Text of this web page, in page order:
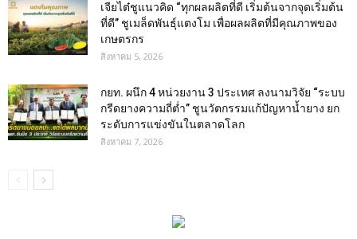
เจียไต๋ชูแนวคิด “ทุกผลผลิตที่ดี เริ่มต้นจากจุดเริ่มต้น
ที่ดี” ชูเมล็ดพันธุ์แตงโม เพื่อผลผลิตที่มีคุณภาพของ
เกษตรกร
สิงหาคม 5, 2026
กยท. ผนึก 4 หน่วยงาน 3 ประเทศ ลงนามวิจัย “ระบบ
กรีดยางความถี่ต่ำ” ชูนวัตกรรมแก้ปัญหาน้ำยาง ยก
ระดับการแข่งขันในตลาดโลก
สิงหาคม 7, 2026